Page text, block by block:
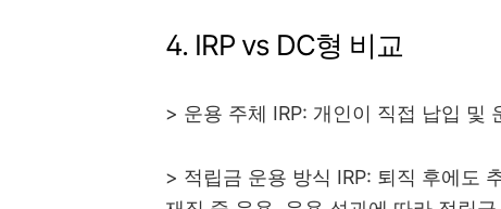
4. IRP vs DC형 비교
> 운용 주체 IRP: 개인이 직접 납입 및
> 적립금 운용 방식 IRP: 퇴직 후에도